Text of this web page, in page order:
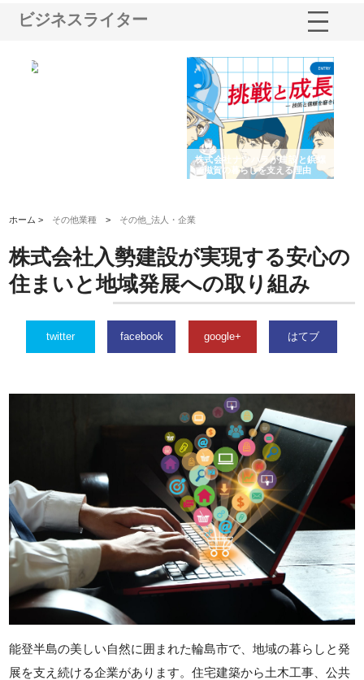
ビジネスライター
株式会社ナツハラが建設と鋲螺
で滋賀の暮らしを支える理由
ホーム > その他業種 > その他_法人・企業
株式会社入勢建設が実現する安心の
住まいと地域発展への取り組み
twitter facebook google+ はてブ
能登半島の美しい自然に囲まれた輪島市で、地域の暮らしと発
展を支え続ける企業があります。住宅建築から土木工事、公共